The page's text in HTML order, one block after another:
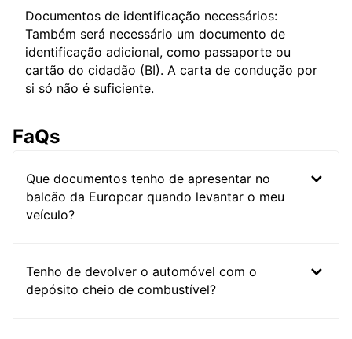
Documentos de identificação necessários:
Também será necessário um documento de
identificação adicional, como passaporte ou
cartão do cidadão (BI). A carta de condução por
si só não é suficiente.
FaQs
Que documentos tenho de apresentar no
balcão da Europcar quando levantar o meu
veículo?
Tenho de devolver o automóvel com o
depósito cheio de combustível?